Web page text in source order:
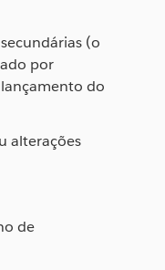
(o
por
do
alterações
de